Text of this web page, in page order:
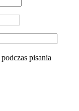
pisania